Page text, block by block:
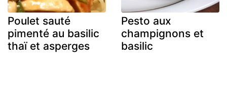
Poulet sauté
pimenté au basilic
thaï et asperges
Pesto aux
champignons et
basilic